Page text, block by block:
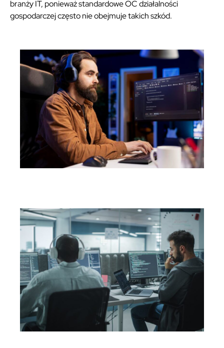
branży IT, ponieważ standardowe OC działalności
gospodarczej często nie obejmuje takich szkód.